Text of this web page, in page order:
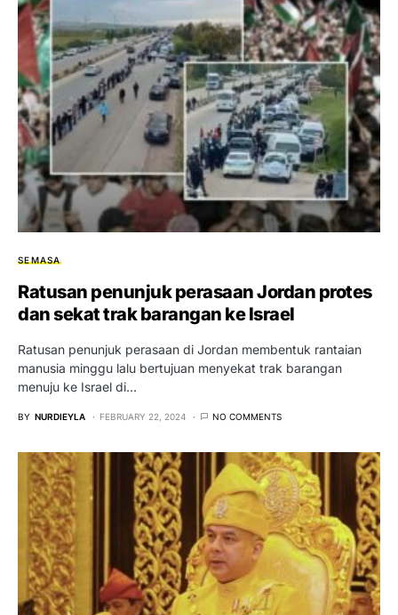
SEMASA
Ratusan penunjuk perasaan Jordan protes
dan sekat trak barangan ke Israel
Ratusan penunjuk perasaan di Jordan membentuk rantaian
manusia minggu lalu bertujuan menyekat trak barangan
menuju ke Israel di…
BY NURDIEYLA FEBRUARY 22, 2024 NO COMMENTS